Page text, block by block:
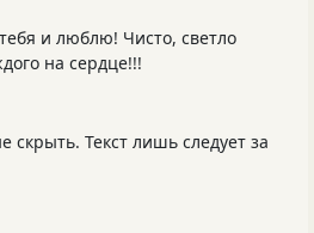
и люблю! Чисто, светло
на сердце!!!
скрыть. Текст лишь следует за